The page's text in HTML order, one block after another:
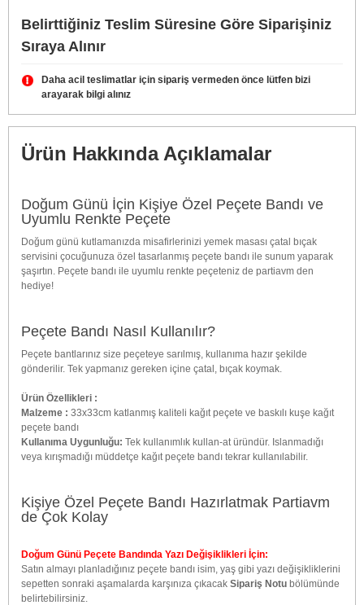
Belirttiğiniz Teslim Süresine Göre Siparişiniz
Sıraya Alınır
Daha acil teslimatlar için sipariş vermeden önce lütfen bizi
arayarak bilgi alınız
Ürün Hakkında Açıklamalar
Doğum Günü İçin Kişiye Özel Peçete Bandı ve
Uyumlu Renkte Peçete
Doğum günü kutlamanızda misafirlerinizi yemek masası çatal bıçak
servisini çocuğunuza özel tasarlanmış peçete bandı ile sunum yaparak
şaşırtın. Peçete bandı ile uyumlu renkte peçeteniz de partiavm den
hediye!
Peçete Bandı Nasıl Kullanılır?
Peçete bantlarınız size peçeteye sarılmış, kullanıma hazır şekilde
gönderilir. Tek yapmanız gereken içine çatal, bıçak koymak.
Ürün Özellikleri :
Malzeme : 33x33cm katlanmış kaliteli kağıt peçete ve baskılı kuşe kağıt
peçete bandı
Kullanıma Uygunluğu: Tek kullanımlık kullan-at üründür. Islanmadığı
veya kırışmadığı müddetçe kağıt peçete bandı tekrar kullanılabilir.
Kişiye Özel Peçete Bandı Hazırlatmak Partiavm
de Çok Kolay
Doğum Günü Peçete Bandında Yazı Değişiklikleri İçin:
Satın almayı planladığınız peçete bandı isim, yaş gibi yazı değişikliklerini
sepetten sonraki aşamalarda karşınıza çıkacak Sipariş Notu bölümünde
belirtebilirsiniz.